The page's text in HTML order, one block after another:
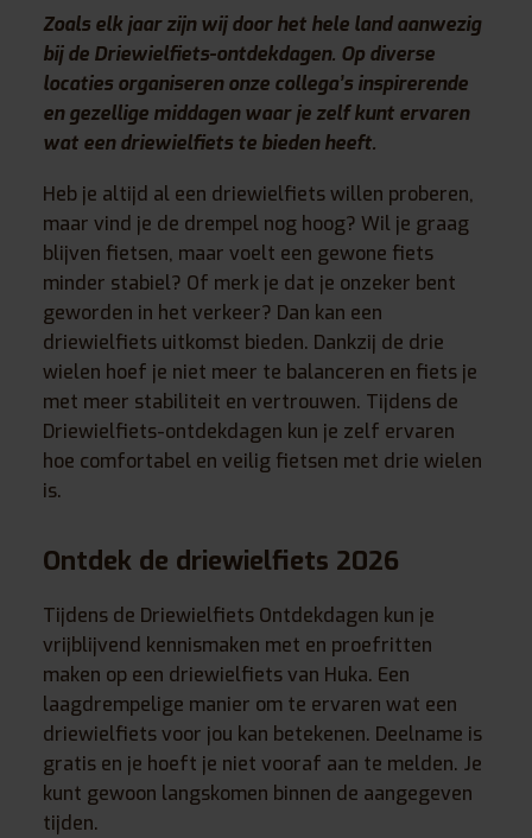
Zoals elk jaar zijn wij door het hele land aanwezig
bij de Driewielfiets-ontdekdagen. Op diverse
locaties organiseren onze collega’s inspirerende
en gezellige middagen waar je zelf kunt ervaren
wat een driewielfiets te bieden heeft.
Heb je altijd al een driewielfiets willen proberen,
maar vind je de drempel nog hoog? Wil je graag
blijven fietsen, maar voelt een gewone fiets
minder stabiel? Of merk je dat je onzeker bent
geworden in het verkeer? Dan kan een
driewielfiets uitkomst bieden. Dankzij de drie
wielen hoef je niet meer te balanceren en fiets je
met meer stabiliteit en vertrouwen. Tijdens de
Driewielfiets-ontdekdagen kun je zelf ervaren
hoe comfortabel en veilig fietsen met drie wielen
is.
Ontdek de driewielfiets 2026
Tijdens de Driewielfiets Ontdekdagen kun je
vrijblijvend kennismaken met en proefritten
maken op een driewielfiets van Huka. Een
laagdrempelige manier om te ervaren wat een
driewielfiets voor jou kan betekenen. Deelname is
gratis en je hoeft je niet vooraf aan te melden. Je
kunt gewoon langskomen binnen de aangegeven
tijden.